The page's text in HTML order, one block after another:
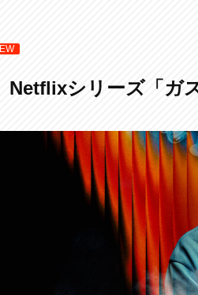
Netflixシリーズ「ガ